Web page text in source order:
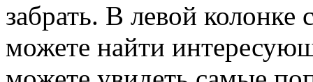
забрать. В левой
можете найти